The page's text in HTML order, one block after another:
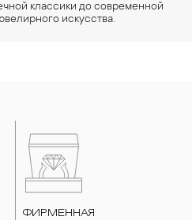
классики до современной
искусства.
ФИРМЕННАЯ